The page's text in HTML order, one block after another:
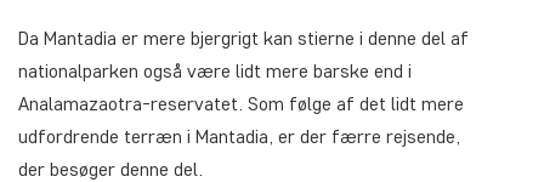
Da Mantadia er mere bjergrigt kan stierne i denne del af
nationalparken også være lidt mere barske end i
Analamazaotra-reservatet. Som følge af det lidt mere
udfordrende terræn i Mantadia, er der færre rejsende,
der besøger denne del.